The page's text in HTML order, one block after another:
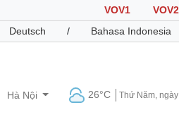
VOV1 VOV2
Deutsch / Bahasa Indonesia
Hà Nội 26°C Thứ Năm,